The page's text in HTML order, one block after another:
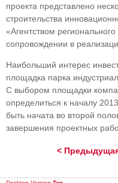
проекта представлено
строительства
«Агентством
сопровождении в
Наибольший интерес
площадка парка
С выбором площадки
определиться к началу
быть начата во второй
завершения проектных
<